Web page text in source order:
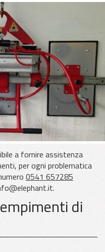
a fornire assistenza
per ogni problematica
0541 657285
.
di